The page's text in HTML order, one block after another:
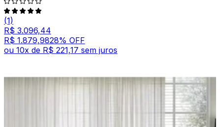
(1)
R$ 3.096,44
R$ 1.879,9828% OFF
ou 10x de R$ 221,17 sem juros